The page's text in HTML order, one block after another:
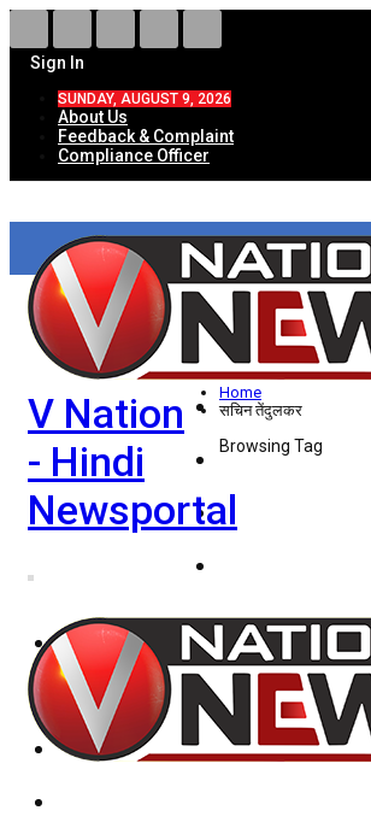
Sign In
SUNDAY, AUGUST 9, 2026
About Us
Feedback & Complaint
Compliance Officer
V Nation
- Hindi
Newsportal
HOME
ताज़ा खबरें
देश
विदेश
राज्य
दिल्ली/NCR
राजनीति
कारोबार
Home
सचिन तेंदुलकर
Browsing Tag